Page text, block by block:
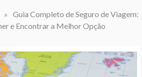
» Guia Completo de Seguro de Viagem:
e Encontrar a Melhor Opção